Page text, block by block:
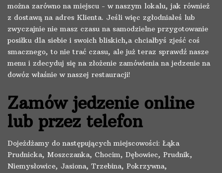
można zarówno na miejscu - w naszym lokalu, jak również
z dostawą na adres Klienta. Jeśli więc zgłodniałeś lub
zwyczajnie nie masz czasu na samodzielne przygotowanie
posiłku dla siebie i swoich bliskich,a chciałbyś zjeść coś
smacznego, to nie trać czasu, ale już teraz sprawdź nasze
menu i zdecyduj się na złożenie zamówienia na jedzenie na
dowóz właśnie w naszej restauracji!
Zamów jedzenie online
lub przez telefon
Dojeżdżamy do następujących miejscowości: Łąka
Prudnicka, Moszczanka, Chocim, Dębowiec, Prudnik,
Niemysłowice, Jasiona, Trzebina, Pokrzywna,